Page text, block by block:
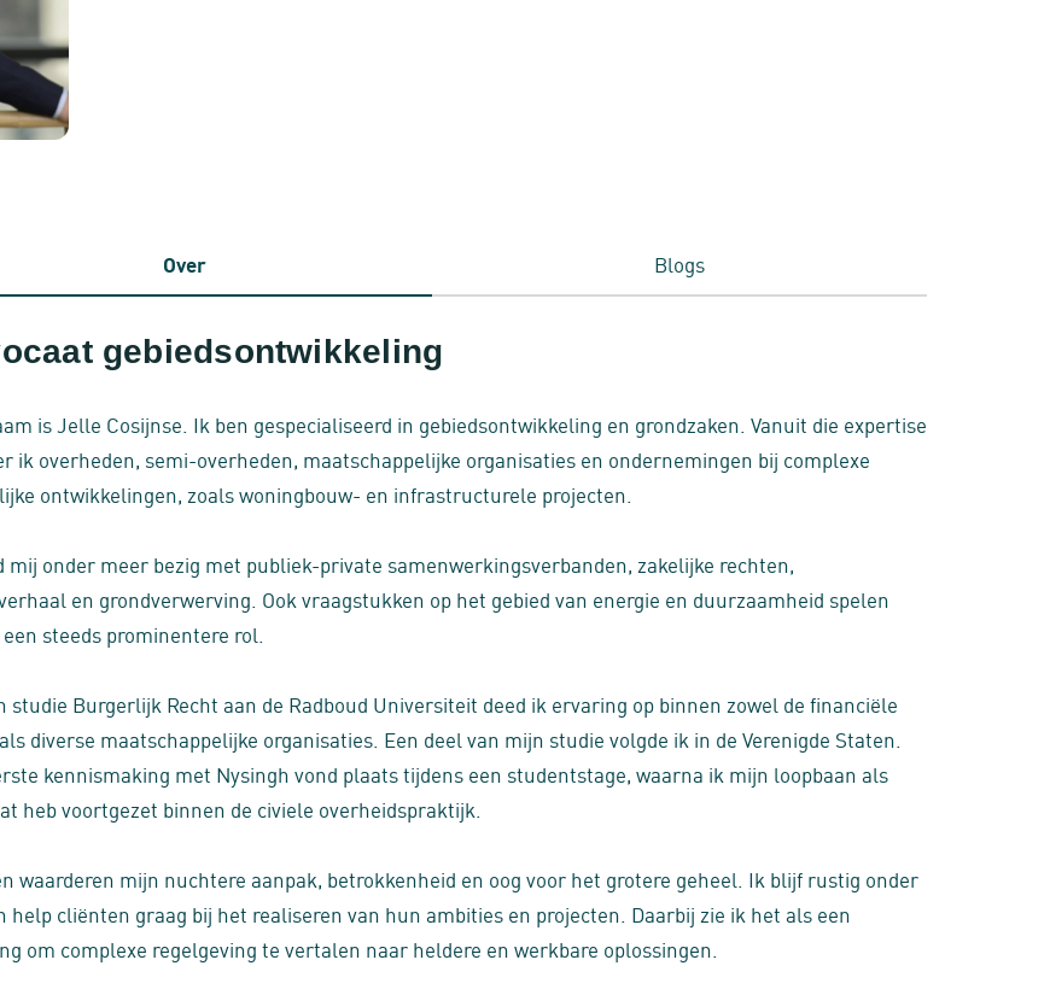
Over Blogs
gebiedsontwikkeling
is Jelle Cosijnse. Ik ben gespecialiseerd in gebiedsontwikkeling en grondzaken. Vanuit die expertise
ik overheden, semi-overheden, maatschappelijke organisaties en ondernemingen bij complexe
ontwikkelingen, zoals woningbouw- en infrastructurele projecten.
mij onder meer bezig met publiek-private samenwerkingsverbanden, zakelijke rechten,
en grondverwerving. Ook vraagstukken op het gebied van energie en duurzaamheid spelen
steeds prominentere rol.
studie Burgerlijk Recht aan de Radboud Universiteit deed ik ervaring op binnen zowel de financiële
diverse maatschappelijke organisaties. Een deel van mijn studie volgde ik in de Verenigde Staten.
kennismaking met Nysingh vond plaats tijdens een studentstage, waarna ik mijn loopbaan als
heb voortgezet binnen de civiele overheidspraktijk.
waarderen mijn nuchtere aanpak, betrokkenheid en oog voor het grotere geheel. Ik blijf rustig onder
help cliënten graag bij het realiseren van hun ambities en projecten. Daarbij zie ik het als een
om complexe regelgeving te vertalen naar heldere en werkbare oplossingen.